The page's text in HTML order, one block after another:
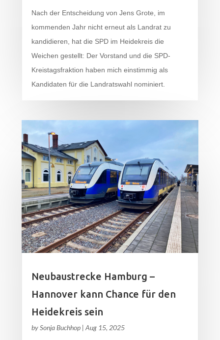
Nach der Entscheidung von Jens Grote, im
kommenden Jahr nicht erneut als Landrat zu
kandidieren, hat die SPD im Heidekreis die
Weichen gestellt: Der Vorstand und die SPD-
Kreistagsfraktion haben mich einstimmig als
Kandidaten für die Landratswahl nominiert.
Neubaustrecke Hamburg –
Hannover kann Chance für den
Heidekreis sein
bySonja Buchhop| Aug 15, 2025